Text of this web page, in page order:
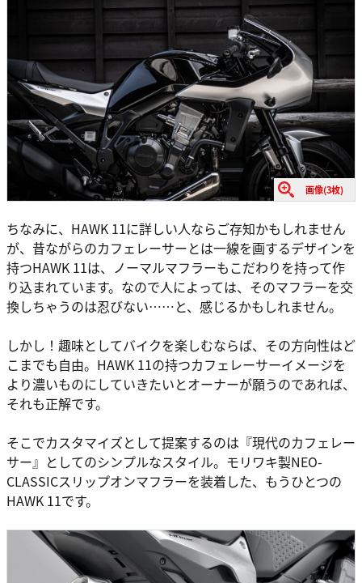
画像(3枚)
ちなみに、HAWK 11に詳しい人ならご存知かもしれません
が、昔ながらのカフェレーサーとは一線を画するデザインを
持つHAWK 11は、ノーマルマフラーもこだわりを持って作
り込まれています。なので人によっては、そのマフラーを交
換しちゃうのは忍びない……と、感じるかもしれません。
しかし！趣味としてバイクを楽しむならば、その方向性はど
こまでも自由。HAWK 11の持つカフェレーサーイメージを
より濃いものにしていきたいとオーナーが願うのであれば、
それも正解です。
そこでカスタマイズとして提案するのは『現代のカフェレー
サー』としてのシンプルなスタイル。モリワキ製NEO-
CLASSICスリップオンマフラーを装着した、もうひとつの
HAWK 11です。